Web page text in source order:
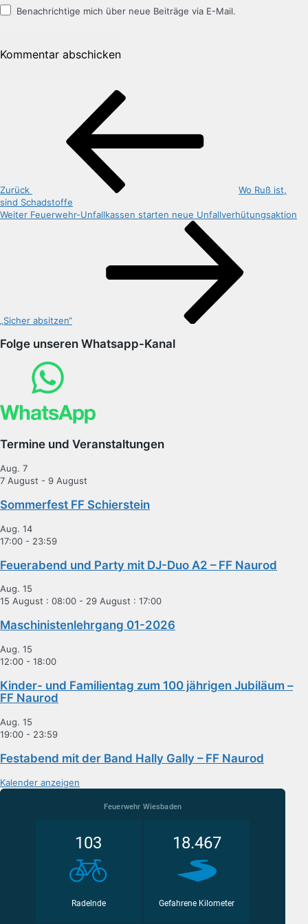
Benachrichtige mich über neue Beiträge via E-Mail.
Zurück
Wo Ruß ist,
sind Schadstoffe
Nächster
Weiter Feuerwehr-Unfallkassen starten neue Unfallverhütungsaktion
„Sicher absitzen“
Folge unseren Whatsapp-Kanal
Termine und Veranstaltungen
Aug. 7
7 August - 9 August
Sommerfest FF Schierstein
Aug. 14
17:00 - 23:59
Feuerabend und Party mit DJ-Duo A2 – FF Naurod
Aug. 15
15 August : 08:00 - 29 August : 17:00
Maschinistenlehrgang 01-2026
Aug. 15
12:00 - 18:00
Kinder- und Familientag zum 100 jährigen Jubiläum –
FF Naurod
Aug. 15
19:00 - 23:59
Festabend mit der Band Hally Gally – FF Naurod
Kalender anzeigen